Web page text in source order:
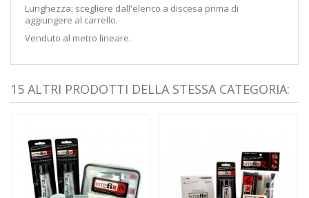
Lunghezza: scegliere dall'elenco a discesa prima di
aggiungere al carrello.
Venduto al metro lineare.
15 ALTRI PRODOTTI DELLA STESSA CATEGORIA: